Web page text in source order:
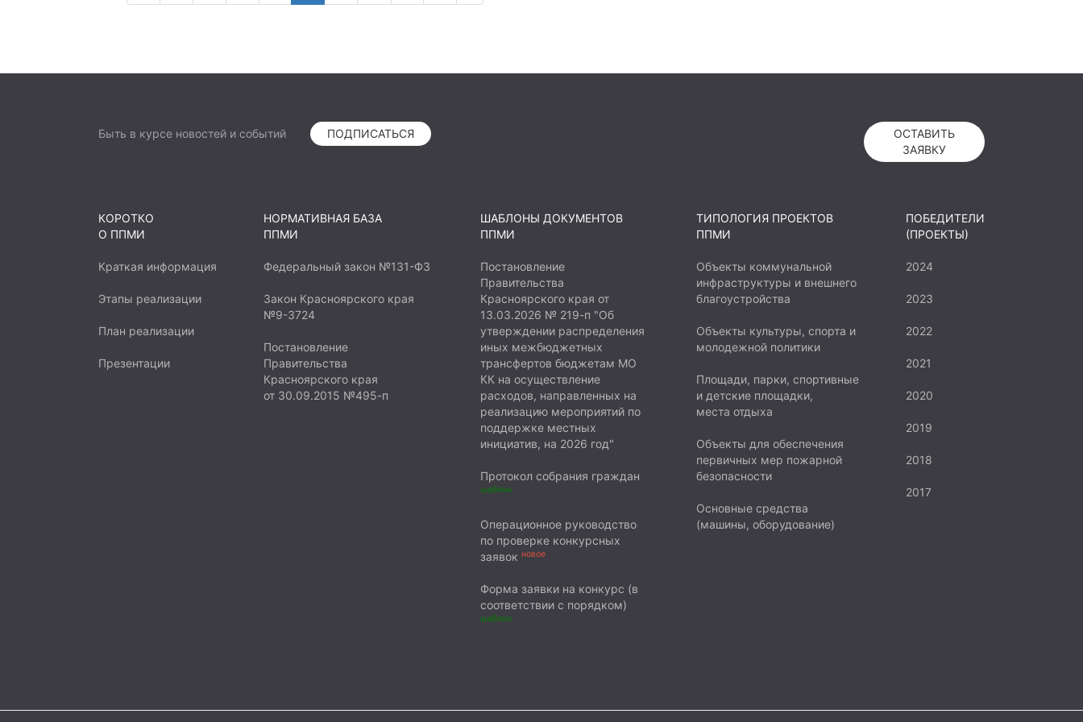
важные вопросы жизнедеятельности как: здоровье, силу,
воспитание-развитие детей у них He хватает времени,
дети предоставлены сами себе, гуляя по дорогам и
молодых людей старше 18 лет, так же дадут возможность
подростков и молодых людей старше 18 лет из
неблагополуЧных семей. Необходимость создания таких
площадок, связано с реализацией места, где дети,
подростки и молодые людей старше 18 лет, могли бы
общаться друг с другом на свежем воздухе, динамично
развиваться во всех направлениях, а не сидеть дома
перед компьютерами или гаджетами не имея
Быть в курсе новостей и событий ПОДПИСАТЬСЯ
ОСТАВИТЬ
ЗАЯВКУ
КОРОТКО
О ППМИ
Краткая информация
Этапы реализации
План реализации
Презентации
НОРМАТИВНАЯ БАЗА
ППМИ
Федеральный закон №131-ФЗ
Закон Красноярского края
№9-3724
Постановление
Правительства
Красноярского края
от 30.09.2015 №495-п
ШАБЛОНЫ ДОКУМЕНТОВ
ППМИ
Постановление
Правительства
Красноярского края от
13.03.2026 № 219-п "Об
утверждении распределения
иных межбюджетных
трансфертов бюджетам МО
КК на осуществление
расходов, направленных на
реализацию мероприятий по
поддержке местных
инициатив, на 2026 год"
Протокол собрания граждан
шаблон
Операционное руководство
по проверке конкурсных
заявок новое
Форма заявки на конкурс (в
соответствии с порядком)
шаблон
ТИПОЛОГИЯ ПРОЕКТОВ
ППМИ
Объекты коммунальной
инфраструктуры и внешнего
благоустройства
Объекты культуры, спорта и
молодежной политики
Площади, парки, спортивные
и детские площадки,
места отдыха
Объекты для обеспечения
первичных мер пожарной
безопасности
Основные средства
(машины, оборудование)
ПОБЕДИТЕЛИ
(ПРОЕКТЫ)
2024
2023
2022
2021
2020
2019
2018
2017